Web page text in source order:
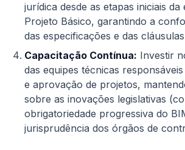
jurídica desde as etapas iniciais
Projeto Básico, garantindo a
das especificações e das
Capacitação Contínua: Investir
das equipes técnicas
e aprovação de projetos,
sobre as inovações legislativas
obrigatoriedade progressiva do
jurisprudência dos órgãos de